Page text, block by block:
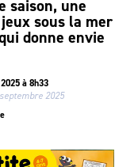
saison, une
sous la mer
donne envie
à 8h33
2025